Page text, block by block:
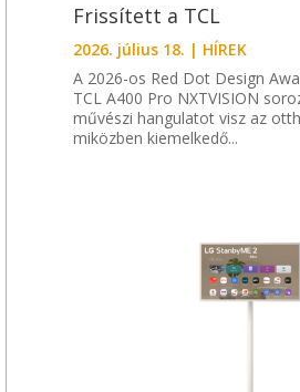
Frissített a TCL
2026. július 18. | HÍREK
A 2026-os Red Dot Design
TCL A400 Pro NXTVISION
művészi hangulatot visz az
miközben kiemelkedő...